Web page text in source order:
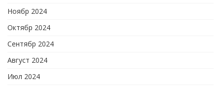
Ноябр 2024
Октябр 2024
Сентябр 2024
Август 2024
Июл 2024